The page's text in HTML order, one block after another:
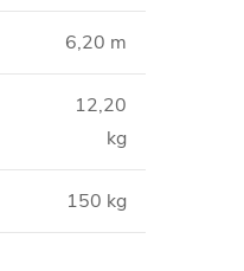
6,20 m
12,20
kg
150 kg